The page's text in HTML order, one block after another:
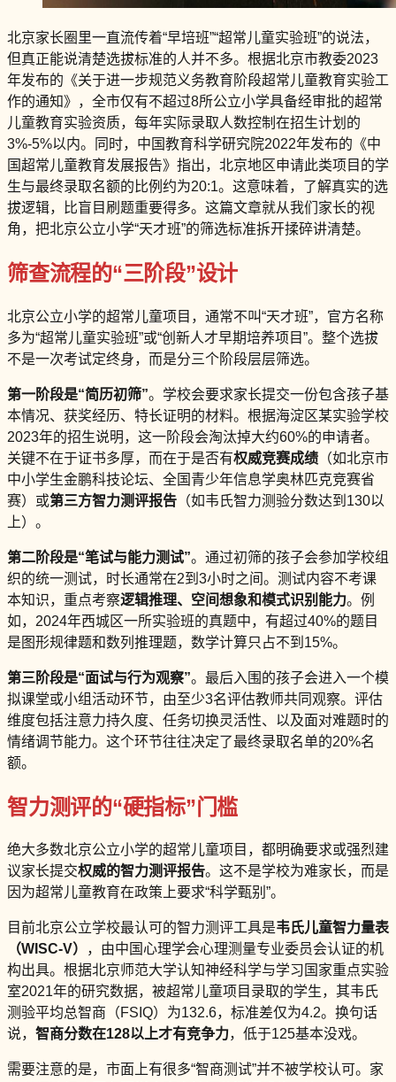
北京家长圈里一直流传着“早培班”“超常儿童实验班”的说法，
但真正能说清楚选拔标准的人并不多。根据北京市教委2023
年发布的《关于进一步规范义务教育阶段超常儿童教育实验工
作的通知》，全市仅有不超过8所公立小学具备经审批的超常
儿童教育实验资质，每年实际录取人数控制在招生计划的
3%-5%以内。同时，中国教育科学研究院2022年发布的《中
国超常儿童教育发展报告》指出，北京地区申请此类项目的学
生与最终录取名额的比例约为20:1。这意味着，了解真实的选
拔逻辑，比盲目刷题重要得多。这篇文章就从我们家长的视
角，把北京公立小学“天才班”的筛选标准拆开揉碎讲清楚。
筛查流程的“三阶段”设计
北京公立小学的超常儿童项目，通常不叫“天才班”，官方名称
多为“超常儿童实验班”或“创新人才早期培养项目”。整个选拔
不是一次考试定终身，而是分三个阶段层层筛选。
第一阶段是“简历初筛”。学校会要求家长提交一份包含孩子基
本情况、获奖经历、特长证明的材料。根据海淀区某实验学校
2023年的招生说明，这一阶段会淘汰掉大约60%的申请者。
关键不在于证书多厚，而在于是否有权威竞赛成绩 （如北京市
中小学生金鹏科技论坛、全国青少年信息学奥林匹克竞赛省
赛）或第三方智力测评报告 （如韦氏智力测验分数达到130以
上）。
第二阶段是“笔试与能力测试”。通过初筛的孩子会参加学校组
织的统一测试，时长通常在2到3小时之间。测试内容不考课
本知识，重点考察逻辑推理、空间想象和模式识别能力。例
如，2024年西城区一所实验班的真题中，有超过40%的题目
是图形规律题和数列推理题，数学计算只占不到15%。
第三阶段是“面试与行为观察”。最后入围的孩子会进入一个模
拟课堂或小组活动环节，由至少3名评估教师共同观察。评估
维度包括注意力持久度、任务切换灵活性、以及面对难题时的
情绪调节能力。这个环节往往决定了最终录取名单的20%名
额。
智力测评的“硬指标”门槛
绝大多数北京公立小学的超常儿童项目，都明确要求或强烈建
议家长提交权威的智力测评报告。这不是学校为难家长，而是
因为超常儿童教育在政策上要求“科学甄别”。
目前北京公立学校最认可的智力测评工具是韦氏儿童智力量表
（WISC-V）
，由中国心理学会心理测量专业委员会认证的机
构出具。根据北京师范大学认知神经科学与学习国家重点实验
室2021年的研究数据，被超常儿童项目录取的学生，其韦氏
测验平均总智商（FSIQ）为132.6，标准差仅为4.2。换句话
说， 智商分数在128以上才有竞争力，低于125基本没戏。
需要注意的是，市面上有很多“智商测试”并不被学校认可。家